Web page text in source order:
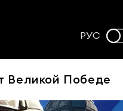
РУС
Великой Победе